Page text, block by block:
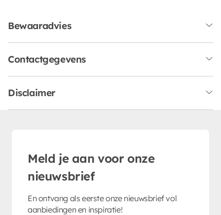
Bewaaradvies
Contactgegevens
Disclaimer
Meld je aan voor onze
nieuwsbrief
En ontvang als eerste onze nieuwsbrief vol
aanbiedingen en inspiratie!